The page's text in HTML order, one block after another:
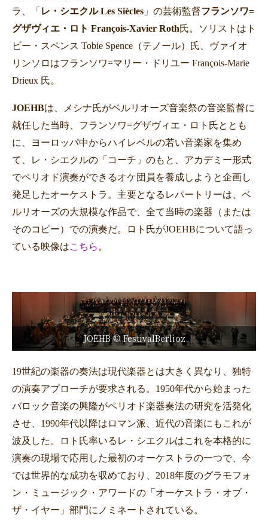
ラ、「 レ・シエクル Les Siècles 」の芸術監督フランソワ=
グザヴィエ・ロト François-Xavier Roth氏。ソリストはト
ビー・スペンス Tobie Spence（テノール）氏、ヴァイオ
リンソロはフランソワ=マリー・ドリユー François-Marie
Drieux 氏。
JOEHBは、メシナ氏がベルリオーズ音楽祭の音楽監督に
就任した当時、フランソワ=グザヴィエ・ロト氏ととも
に、ヨーロッパ中からハイレベルの若い音楽家を集め
て、レ・シエクルの「コーチ」のもと、アカデミー形式
でペリオド演奏ができるオケ団員を養成しようと企画し
発足したオーケストラ。主要となるレパートリーは、ベ
ルリオーズの大規模な作品で、全て当時の楽器（または
そのコピー）での演奏だ。ロト氏がJOEHBについて語っ
ている映像はこちら 。
JOEHB © FestivalBerlioz
19世紀の楽器の奏法は現代楽器とは大きく異なり、独特
の演奏アプローチが要求される。1950年代から始まった
バロック音楽の興隆がペリオド楽器奏法の研究を活発化
させ、1990年代以降はロマン派、近代の音楽にもこれが
波及した。ロト氏率いるレ・シエクルはこれを本格的に
演奏の現場で応用した最初のオーケストラの一つで、今
では世界的な成功を収めており、 2018年度のグラモフォ
ン・ミュージック・アワードの「オーケストラ・オブ・
ザ・イヤー」部門にノミネートされている。